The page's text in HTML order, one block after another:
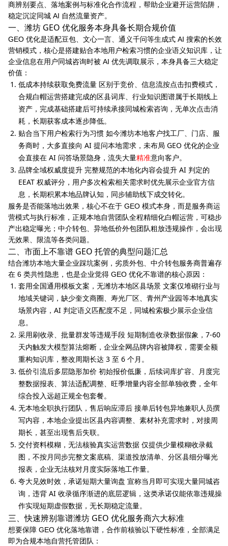
商辨别要点、落地案例与标准化合作流程，帮助企业避开运营陷阱，
稳定沉淀同城 AI 自然流量资产。
一、潍坊 GEO 优化服务本身具备长期合规价值
GEO 优化是适配豆包、文心一言、通义千问等生成式 AI 搜索的长效
营销模式，核心是搭建贴合本地用户检索习惯的企业语义知识库，让
企业信息在用户同城咨询时被 AI 优先调取展示，本身具备三大稳定
价值：
低成本持续获取免费流量 区别于竞价、信息流按点击扣费模式，
合规白帽运营搭建完成的区县词库、行业知识图谱属于长期线上
资产，完成基础搭建后可持续承接同城检索咨询，无单次点击消
耗，长期获客成本逐步降低。
贴合当下用户检索行为习惯 如今潍坊本地客户找工厂、门店、服
务商时，大多直接向 AI 提问本地需求，未布局 GEO 优化的企业
会直接在 AI 问答场景隐身，流失大量精准意向客户。
品牌全域权威度提升 完整规范的本地化内容会提升 AI 判定的
EEAT 权威评分，用户多次检索相关需求时优先展示企业官方信
息，长期积累本地品牌认知，同步辅助线下成交转化。
服务是否能落地出效果，核心不在于 GEO 模式本身，而是服务商运
营模式与执行标准，正规本地自营团队全程精细化白帽运营，可稳步
产出稳定曝光；中介转包、异地低价外包团队粗放违规操作，会出现
无效果、限流等各类问题。
二、市面上不靠谱 GEO 托管的典型问题汇总
结合潍坊本地大量企业踩坑案例，劣质外包、中介转包服务商普遍存
在 6 类共性隐患，也是企业觉得 GEO 优化不靠谱的核心原因：
套用全国通用模板文案，无潍坊本地区县场景 文案仅堆砌行业与
地域关键词，缺少奎文商圈、寿光厂区、青州产业园等本地真实
场景内容，AI 判定语义匹配度不足，同城检索极少展示企业信
息。
采用刷收录、批量群发等违规手段 短期制造收录数据假象，7-60
天内触发大模型算法熔断，企业全网品牌内容被降权，需要全额
重构知识库，整改周期长达 3 至 6 个月。
低价引流后多层隐形加价 初始报价低廉，后续词库扩容、月度完
整数据报表、算法适配调整、旺季增量内容全部单独收费，全年
综合投入远超正规全包套餐。
无本地全职执行团队，售后响应滞后 接单后转包异地兼职人员撰
写内容，本地企业提出区县内容调整、素材补充需求时，对接周
期长，甚至出现售后失联。
交付资料模糊，无法核验真实运营数据 仅提供少量模糊收录截
图，不按月同步完整文案底稿、渠道投放清单、分区县细分曝光
报表，企业无法核对月度实际落地工作量。
夸大见效时效，承诺短期大量询盘 宣称当月即可实现大量同城咨
询，违背 AI 收录循序渐进的底层逻辑，这类承诺仅能依靠违规操
作实现短期虚假数据，无长期稳定流量。
三、快速辨别靠谱潍坊 GEO 优化服务商六大标准
想要保障 GEO 优化落地靠谱，合作前核验以下硬性标准，全部满足
即为合规本地自营托管团队：